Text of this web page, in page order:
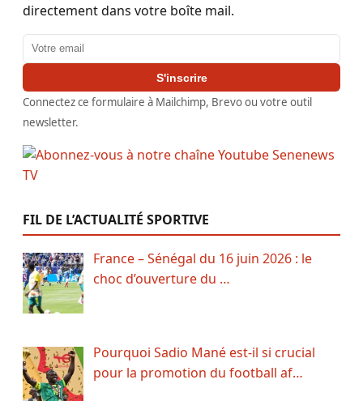
directement dans votre boîte mail.
Adresse email
S'inscrire
Connectez ce formulaire à Mailchimp, Brevo ou votre outil
newsletter.
FIL DE L’ACTUALITÉ SPORTIVE
France – Sénégal du 16 juin 2026 : le
choc d’ouverture du …
Pourquoi Sadio Mané est-il si crucial
pour la promotion du football af…